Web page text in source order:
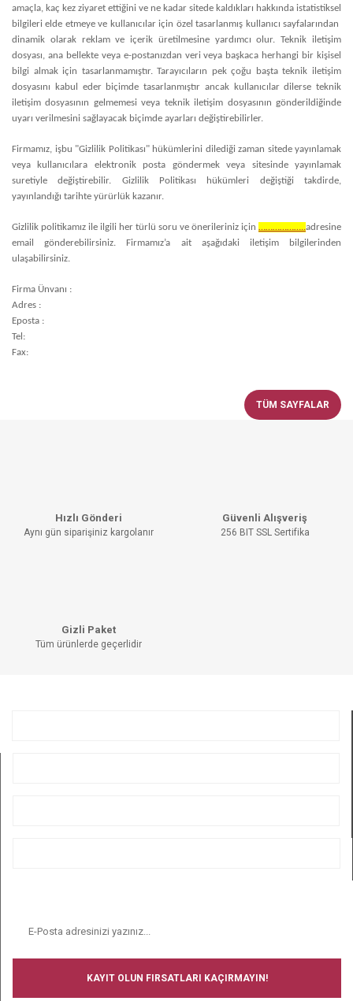
amaçla, kaç kez ziyaret ettiğini ve ne kadar sitede kaldıkları hakkında istatistiksel
bilgileri elde etmeye ve kullanıcılar için özel tasarlanmış kullanıcı sayfalarından
dinamik olarak reklam ve içerik üretilmesine yardımcı olur. Teknik iletişim
dosyası, ana bellekte veya e-postanızdan veri veya başkaca herhangi bir kişisel
bilgi almak için tasarlanmamıştır. Tarayıcıların pek çoğu başta teknik iletişim
dosyasını kabul eder biçimde tasarlanmıştır ancak kullanıcılar dilerse teknik
iletişim dosyasının gelmemesi veya teknik iletişim dosyasının gönderildiğinde
uyarı verilmesini sağlayacak biçimde ayarları değiştirebilirler.
Firmamız, işbu "Gizlilik Politikası" hükümlerini dilediği zaman sitede yayınlamak
veya kullanıcılara elektronik posta göndermek veya sitesinde yayınlamak
suretiyle değiştirebilir. Gizlilik Politikası hükümleri değiştiği takdirde,
yayınlandığı tarihte yürürlük kazanır.
Gizlilik politikamız ile ilgili her türlü soru ve önerileriniz için ………………..adresine
email gönderebilirsiniz. Firmamız’a ait aşağıdaki iletişim bilgilerinden
ulaşabilirsiniz.
Firma Ünvanı :
Adres :
Eposta :
Tel:
Fax:
TÜM SAYFALAR
Hızlı Gönderi
Aynı gün siparişiniz kargolanır
Güvenli Alışveriş
256 BIT SSL Sertifika
Gizli Paket
Tüm ürünlerde geçerlidir
KAYIT OLUN FIRSATLARI KAÇIRMAYIN!